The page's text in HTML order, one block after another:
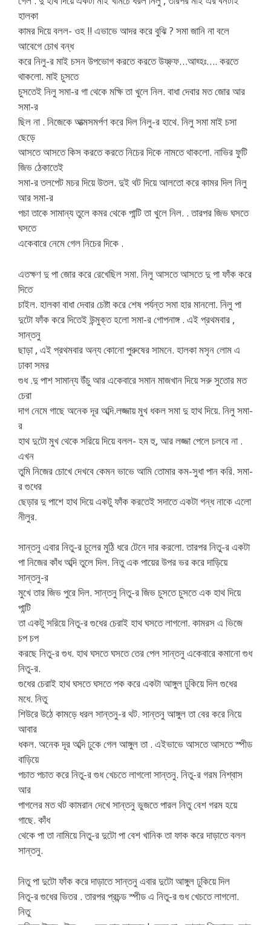
হালকা
কামর দিয়ে বলল- ওহ !! এভাভে আদর করে বুঝি ? সমা জানি না বলে
আবেগে চোখ বন্ধ
করে নিলু-র মাই চসন উপভোগ করতে করতে উফ্ফ্ফ…আহ্হঃ…. করতে
থাকলো. মাই চুসতে
চুসতেই নিলু সমা-র গা থেকে মক্ষি তা খুলে নিল. বাধা দেবার মত জোর আর
সমা-র
ছিল না . নিজেকে আত্মসমর্পণ করে দিল নিলু-র হাথে. নিলু সমা মাই চসা
ছেড়ে
আসতে আসতে কিস করতে করতে নিচের দিকে নামতে থাকলো. নাভির ফুটি
জিভ ঠেকাতেই
সমা-র তলপেট মচর দিয়ে উতল. দুই থট দিয়ে আলতো করে কামর দিল নিলু
আর সমা-র
পচা তাকে সামান্য তুলে কমর থেকে পান্টি তা খুলে নিল. . তারপর জিভ ঘসতে
ঘসতে
একেবারে নেমে গেল নিচের দিকে .
এতক্ষণ দু পা জোর করে রেখেছিল সমা. নিলু আসতে আসতে দু পা ফাঁক করে
দিতে
চাইল. হালকা বাধা দেবার চেষ্টা করে শেষ পর্যন্ত সমা হার মানলো. নিলু পা
দুটো ফাঁক করে দিতেই উন্মুক্ত হলো সমা-র গোপনাঙ্গ . এই প্রথমবার ,
সান্তনু
ছাড়া , এই প্রথমবার অন্য কোনো পুরুষের সামনে. হালকা মসৃন লোম এ
ঢাকা সমর
গুধ .দু পাশ সামান্য উঁচু আর একেবারে সমান মাজখান দিয়ে সরু সুতোর মত
চেরা
দাগ নেমে গাছে অনেক দূর অব্দি.লজ্জায় মুখ ধকল সমা দু হাথ দিয়ে. নিলু সমা-
র
হাথ দুটো মুখ থেকে সরিয়ে দিয়ে বলল- হম হু, আর লজ্জা পেলে চলবে না .
এখন
তুমি নিজের চোখে দেখবে কেমন ভাভে আমি তোমার কম-সুধা পান করি. সমা-
র গুধের
ছেড়ার দু পাশে হাথ দিয়ে একটু ফাঁক করতেই সদাতে একটা গন্ধ নাকে এলো
নীলুর.
সান্তনু এবার নিতু-র চুলের মুঠি ধরে টেনে দার করলো. তারপর নিতু-র একটা
পা নিজের কাঁধ অব্দি তুলে দিল. নিতু এক পায়ের উপর ভর করে দাড়িয়ে
সান্তনু-র
মুখে তার জিভ পুরে দিল. সান্তনু নিতু-র জিভ চুসতে চুসতে এক হাথ দিয়ে
পান্টি
তা একটু সরিয়ে নিতু-র গুধের চেরাই হাথ ঘসতে লাগলো. কামরস এ ভিজে
চপ চপ
করছে নিতু-র গুধ. হাথ ঘসতে ঘসতে তের পেল সান্তনু একেবারে কমানো গুধ
নিতু-র.
গুধের চেরাই হাথ ঘসতে ঘসতে পক করে একটা আঙ্গুল ঢুকিয়ে দিল গুধের
মধে. নিতু
শিউরে উঠে কামড়ে ধরল সান্তনু-র থট. সান্তনু আঙ্গুল তা বের করে নিয়ে
আবার
ধকল. অনেক দূর অব্দি ঢুকে গেল আঙ্গুল তা . এইভাভে আসতে আসতে স্পীড
বাড়িয়ে
পচাত পচাত করে নিতু-র গুধ খেচতে লাগলো সান্তনু. নিতু-র গরম নিশ্বাস
আর
পাগলের মত থট কামরান দেখে সান্তনু ভুজতে পারল নিতু বেশ গরম হয়ে
গাছে. কাঁধ
থেকে পা তা নামিয়ে নিতু-র দুটো পা বেশ খানিক তা ফাক করে দাড়াতে বলল
সান্তনু.
নিতু পা দুটো ফাঁক করে দাড়াতে সান্তনু এবার দুটো আঙ্গুল ঢুকিয়ে দিল
নিতু-র গুধের ভিতর . তারপর প্রচন্ড স্পীড এ নিতু-র গুধ খেচতে লাগলো.
নিতু